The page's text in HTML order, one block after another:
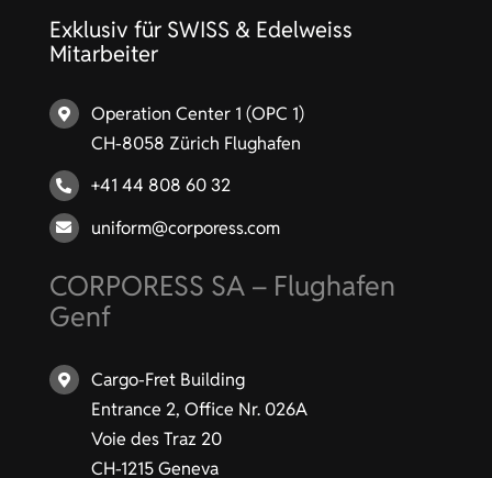
Exklusiv für SWISS & Edelweiss
Mitarbeiter
Operation Center 1 (OPC 1)
CH-8058 Zürich Flughafen
+41 44 808 60 32
uniform@corporess.com
CORPORESS SA – Flughafen
Genf
Cargo-Fret Building
Entrance 2, Office Nr. 026A
Voie des Traz 20
CH-1215 Geneva